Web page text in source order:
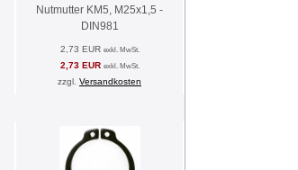
Nutmutter KM5, M25x1,5 -
DIN981
2,73 EUR exkl. MwSt.
2,73 EUR exkl. MwSt.
zzgl. Versandkosten